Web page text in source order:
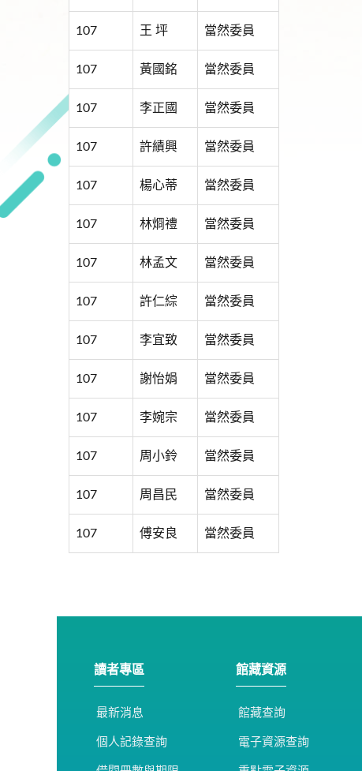
107 王 坪 當然委員
107 黃國銘 當然委員
107 李正國 當然委員
107 許績興 當然委員
107 楊心蒂 當然委員
107 林烱禮 當然委員
107 林孟文 當然委員
107 許仁綜 當然委員
107 李宜致 當然委員
107 謝怡娟 當然委員
107 李婉宗 當然委員
107 周小鈴 當然委員
107 周昌民 當然委員
107 傅安良 當然委員
讀者專區
最新消息
個人記錄查詢
館藏資源
館藏查詢
電子資源查詢